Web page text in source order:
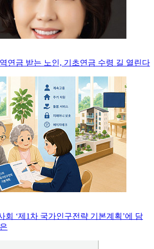
연금 받는 노인, 기초연금 수령 길 열린다
회 ‘제1차 국가인구전략 기본계획’에 담